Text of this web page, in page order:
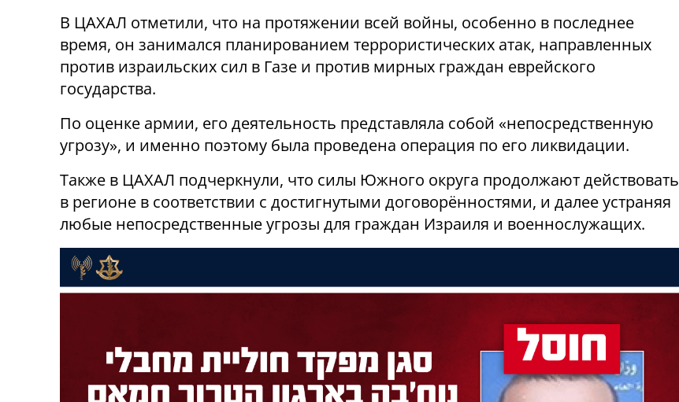
В ЦАХАЛ отметили, что на протяжении всей войны, особенно в последнее
время, он занимался планированием террористических атак, направленных
против израильских сил в Газе и против мирных граждан еврейского
государства.
По оценке армии, его деятельность представляла собой «непосредственную
угрозу», и именно поэтому была проведена операция по его ликвидации.
Также в ЦАХАЛ подчеркнули, что силы Южного округа продолжают действовать
в регионе в соответствии с достигнутыми договорённостями, и далее устраняя
любые непосредственные угрозы для граждан Израиля и военнослужащих.